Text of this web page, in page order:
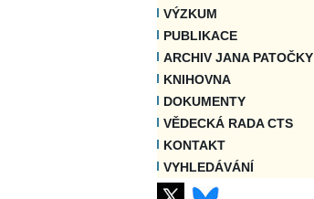
VÝZKUM
PUBLIKACE
ARCHIV JANA PATOČKY
KNIHOVNA
DOKUMENTY
VĚDECKÁ RADA CTS
KONTAKT
VYHLEDÁVÁNÍ